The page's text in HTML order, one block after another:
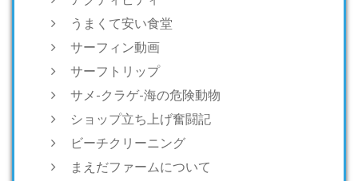
うまくて安い食堂
サーフィン動画
サーフトリップ
サメ-クラゲ-海の危険動物
ショップ立ち上げ奮闘記
ビーチクリーニング
まえだファームについて